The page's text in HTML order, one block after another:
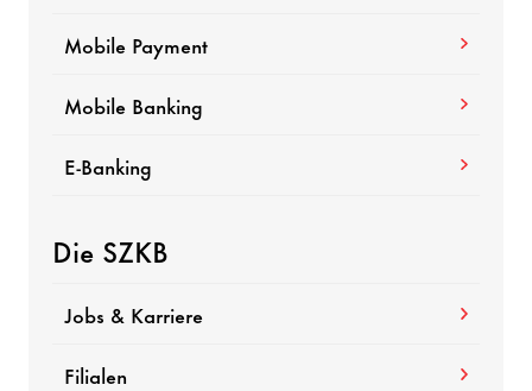
Mobile Payment
Mobile Banking
E-Banking
Die SZKB
Jobs & Karriere
Filialen